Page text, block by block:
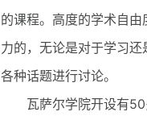
的课程。高度的学术自
力的，无论是对于学习
各种话题进行讨论。
瓦萨尔学院开设有50